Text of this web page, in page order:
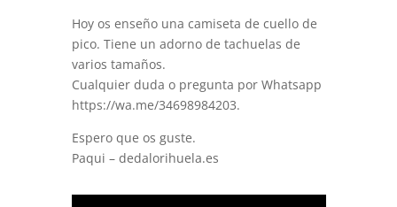
Hoy os enseño una camiseta de cuello de
pico. Tiene un adorno de tachuelas de
varios tamaños.
Cualquier duda o pregunta por Whatsapp
https://wa.me/34698984203.
Espero que os guste.
Paqui – dedalorihuela.es